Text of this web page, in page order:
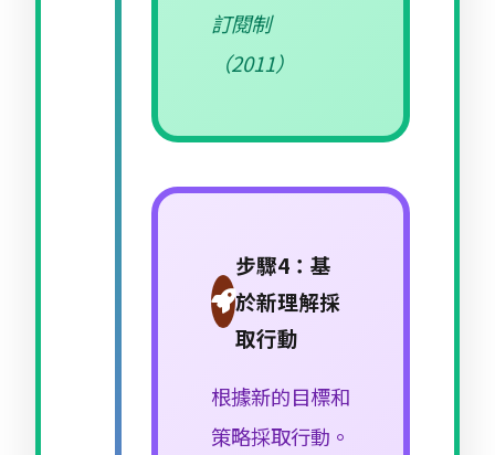
訂閱制
（2011）
步驟4：基
於新理解採
取行動
根據新的目標和
策略採取行動。